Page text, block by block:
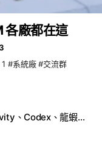
各廠都在這
系統廠人歡迎入內匿名閒聊。 台灣N.O 1 #系統廠 #交流群
AI Agent （Claude、Antigravity、Codex、龍蝦）交流群